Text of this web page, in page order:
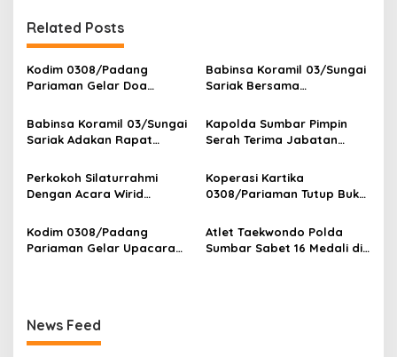
a
s
i
o
Related Posts
Kodim 0308/Padang
Pariaman Gelar Doa
Kodam XX/Tuanku Imam
Bonjol
Babinsa Koramil 03/Sungai
Sariak Bersama
VII Koto Melaksanakan
Seleksi Calon Anggota
Paskibra Tingkat
Patamuan
Babinsa Koramil 03/Sungai
Sariak Adakan Rapat
RI Ke-81 Kantor Camat VII
Koto Patamuan
Kapolda Sumbar Pimpin
Serah Terima Jabatan
Kapolres Jajaran
Perkokoh Silaturrahmi
Dengan Acara Wirid
Masyarakat, Danramil
/Babinsa Koramil
03/Sungai Sariak
Koperasi Kartika
0308/Pariaman Tutup Buku
Makodim
Kodim 0308/Padang
Pariaman Gelar Upacara
Atlet Taekwondo Polda
Sumbar Sabet 16 Medali di
News Feed